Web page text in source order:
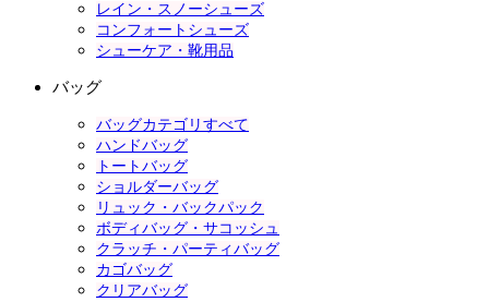
レイン・スノーシューズ
コンフォートシューズ
シューケア・靴用品
バッグ
バッグカテゴリすべて
ハンドバッグ
トートバッグ
ショルダーバッグ
リュック・バックパック
ボディバッグ・サコッシュ
クラッチ・パーティバッグ
カゴバッグ
クリアバッグ